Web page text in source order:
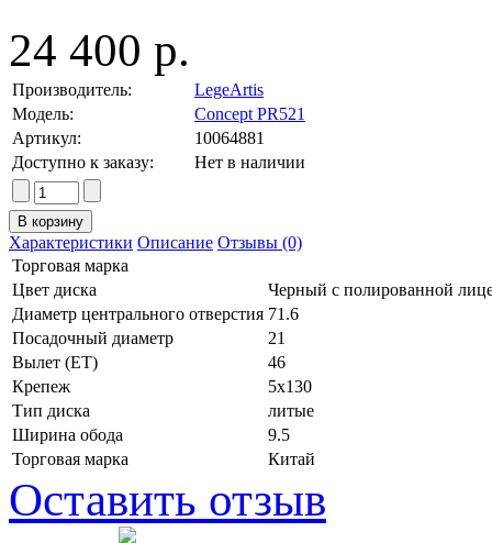
24 400 р.
Производитель:
LegeArtis
Модель:
Concept PR521
Артикул:
10064881
Доступно к заказу:
Нет в наличии
Характеристики Описание Отзывы (0)
Торговая марка
Цвет диска
Черный с полированной
Диаметр центрального отверстия 71.6
Посадочный диаметр
21
Вылет (ET)
46
Крепеж
5x130
Тип диска
литые
Ширина обода
9.5
Торговая марка
Китай
Оставить отзыв